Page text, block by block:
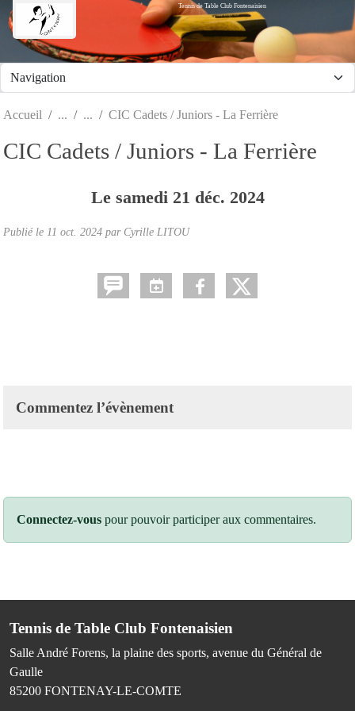
Tennis de Table Club Fontenaisien
Accueil CIC Cadets / Juniors - La Ferrière
CIC Cadets / Juniors - La Ferrière
Le samedi 21 déc. 2024
Publié le 11 oct. 2024 par Cyrille LITOU
Commentez l’évènement
Connectez-vous pour pouvoir participer aux commentaires.
Tennis de Table Club Fontenaisien
Salle André Forens, la plaine des sports, avenue du Général de
Gaulle
85200 FONTENAY-LE-COMTE
Panneau de gestion des cookies